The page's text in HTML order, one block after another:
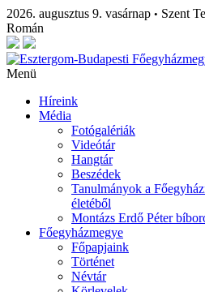
2026. augusztus 9. vasárnap • Szent
Román
Menü
Híreink
Média
Fotógalériák
Videótár
Hangtár
Beszédek
Tanulmányok a
életéből
Montázs Erdő Péter
Főegyházmegye
Főpapjaink
Történet
Névtár